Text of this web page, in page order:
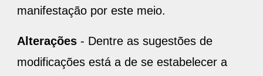
manifestação por este meio.
Alterações - Dentre as sugestões de
modificações está a de se estabelecer a